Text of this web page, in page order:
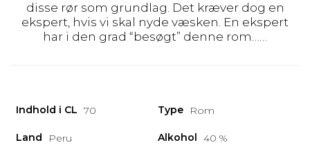
disse rør som grundlag. Det kræver dog en
ekspert, hvis vi skal nyde væsken. En ekspert
har i den grad “besøgt” denne rom……
Indhold i CL 70 Type Rom
Land Peru Alkohol 40 %